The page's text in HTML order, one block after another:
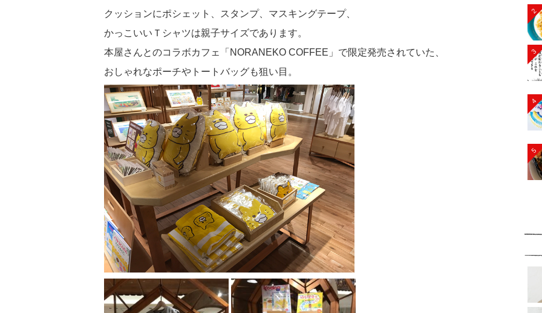
クッションにポシェット、スタンプ、マスキングテープ、
かっこいいＴシャツは親子サイズであります。
本屋さんとのコラボカフェ「NORANEKO COFFEE」で限定発売されていた、
おしゃれなポーチやトートバッグも狙い目。
2
3
4
5